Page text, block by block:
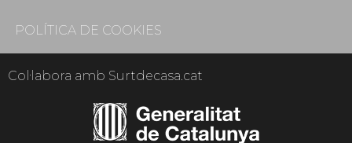
POLÍTICA DE COOKIES
Col·labora amb Surtdecasa.cat